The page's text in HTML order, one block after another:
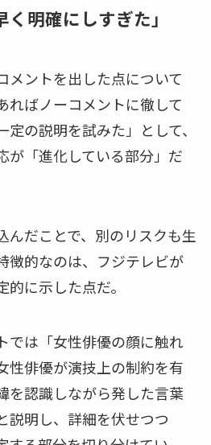
明確にしすぎた」
メントを出した点について
ればノーコメントに徹して
の説明を試みた」として、
が「進化している部分」だ
んだことで、別のリスクも生
徴的なのは、フジテレビが
に示した点だ。
では「女性俳優の顔に触れ
性俳優が演技上の制約を有
を認識しながら発した言葉
説明し、詳細を伏せつつ